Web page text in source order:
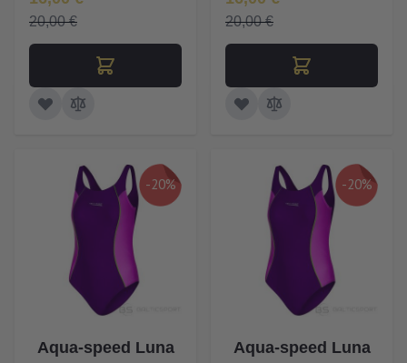
20,00 € 20,00 €
-20%
Aqua-speed Luna
-20%
Aqua-speed Luna